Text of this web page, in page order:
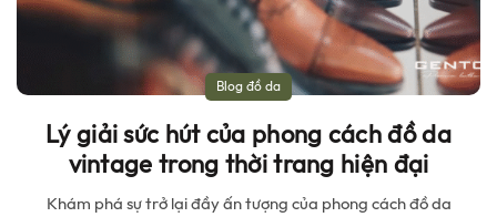
Blog đồ da
Lý giải sức hút của phong cách đồ da
vintage trong thời trang hiện đại
Khám phá sự trở lại đầy ấn tượng của phong cách đồ da